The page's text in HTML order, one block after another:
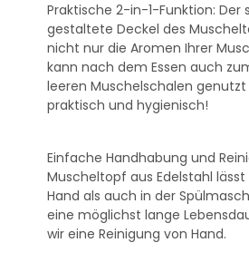
Praktische 2-in-1-Funktion: Der
gestaltete Deckel des
nicht nur die Aromen Ihrer
kann nach dem Essen auch
leeren Muschelschalen
praktisch und hygienisch!
Einfache Handhabung und
Muscheltopf aus Edelstahl
Hand als auch in der
eine möglichst lange
wir eine Reinigung von Hand.